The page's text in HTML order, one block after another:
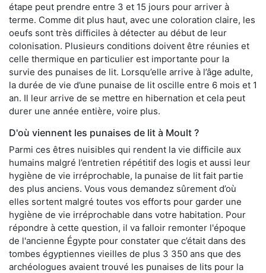
étape peut prendre entre 3 et 15 jours pour arriver à
terme. Comme dit plus haut, avec une coloration claire, les
oeufs sont très difficiles à détecter au début de leur
colonisation. Plusieurs conditions doivent être réunies et
celle thermique en particulier est importante pour la
survie des punaises de lit. Lorsqu’elle arrive à l’âge adulte,
la durée de vie d’une punaise de lit oscille entre 6 mois et 1
an. Il leur arrive de se mettre en hibernation et cela peut
durer une année entière, voire plus.
D'où viennent les punaises de lit à Moult ?
Parmi ces êtres nuisibles qui rendent la vie difficile aux
humains malgré l’entretien répétitif des logis et aussi leur
hygiène de vie irréprochable, la punaise de lit fait partie
des plus anciens. Vous vous demandez sûrement d’où
elles sortent malgré toutes vos efforts pour garder une
hygiène de vie irréprochable dans votre habitation. Pour
répondre à cette question, il va falloir remonter l'époque
de l'ancienne Égypte pour constater que c’était dans des
tombes égyptiennes vieilles de plus 3 350 ans que des
archéologues avaient trouvé les punaises de lits pour la